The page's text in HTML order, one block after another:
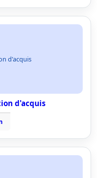
d'acquis
d'acquis